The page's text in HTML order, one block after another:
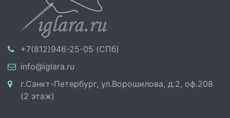
+7(812)946-25-05 (СПб)
info@iglara.ru
г.Санкт-Петербург, ул.Ворошилова, д.2, оф.208
(2 этаж)